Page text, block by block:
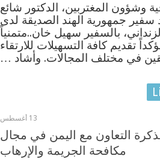
وشؤون المغتربين، الدكتور شائع
سفير جمهورية الهند الصديقة لدى
بالسفير سهيل خان..متمنياً
تقديم كافة التسهيلات للارتقاء
في مختلف المجالات. وأشاد …
13 أغسطس
التعاون مع اليمن في مجال
مكافحة الجريمة والإرهاب